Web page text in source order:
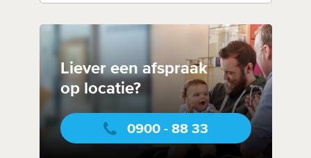
Liever een afspraak
op locatie?
0900 - 88 33